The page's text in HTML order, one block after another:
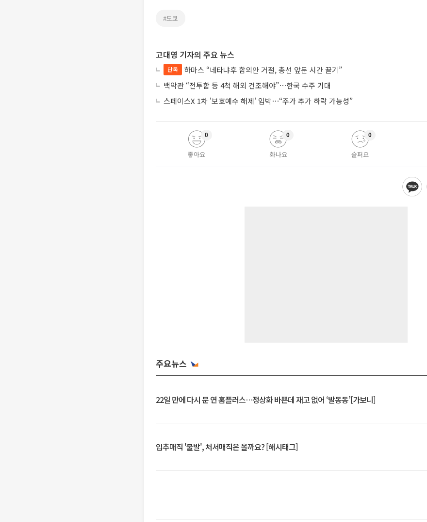
#도쿄
고대영 기자의 주요 뉴스
단독
하마스 “네타냐후 합의안 거절, 총선 앞둔 시간 끌기”
백악관 “전투함 등 4척 해외 건조해야”⋯한국 수주 기대
스페이스X 1차 '보호예수 해제' 임박⋯“주가 추가 하락 가능성”
좋아요
0
화나요
0
슬퍼요
0
주요뉴스
22일 만에 다시 문 연 홈플러스…정상화 바쁜데 재고 없어 ‘발동동’[가보니]
입추매직 '불발', 처서매직은 올까요? [해시태그]